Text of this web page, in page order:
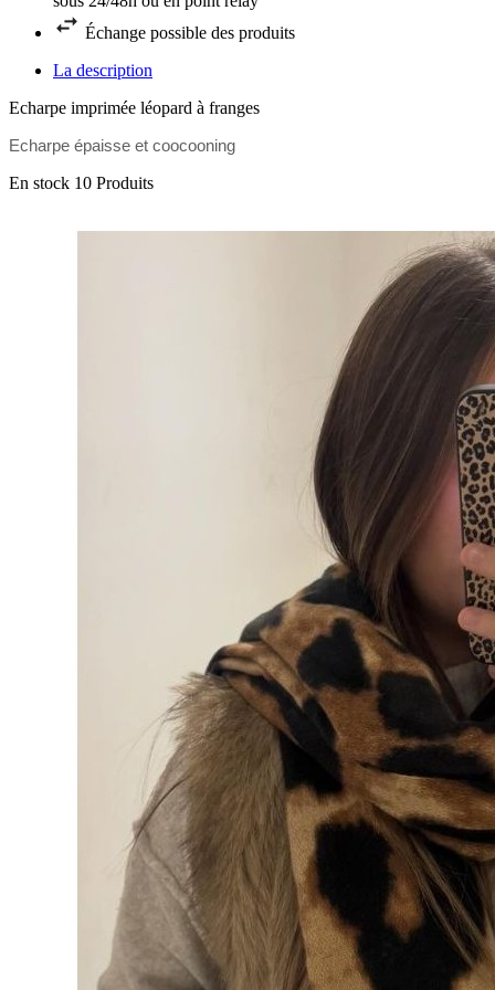
Échange possible des produits
La description
Echarpe imprimée léopard à franges
Echarpe épaisse et coocooning
En stock 10 Produits